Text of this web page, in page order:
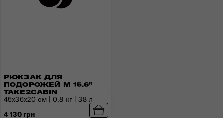
РЮКЗАК ДЛЯ
ПОДОРОЖЕЙ M 15.6"
TAKE2CABIN
45x36x20 см | 0,8 кг | 38 л
4 130 грн